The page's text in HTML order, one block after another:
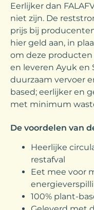
Eerlijker dan
niet zijn. De
prijs bij
hier geld aan, in
om deze producten
en leveren Ayuk en
duurzaam vervoer
based; eerlijker en
met minimum
De voordelen van
Heerlijke
restafval
Eet mee voor
100% plant-